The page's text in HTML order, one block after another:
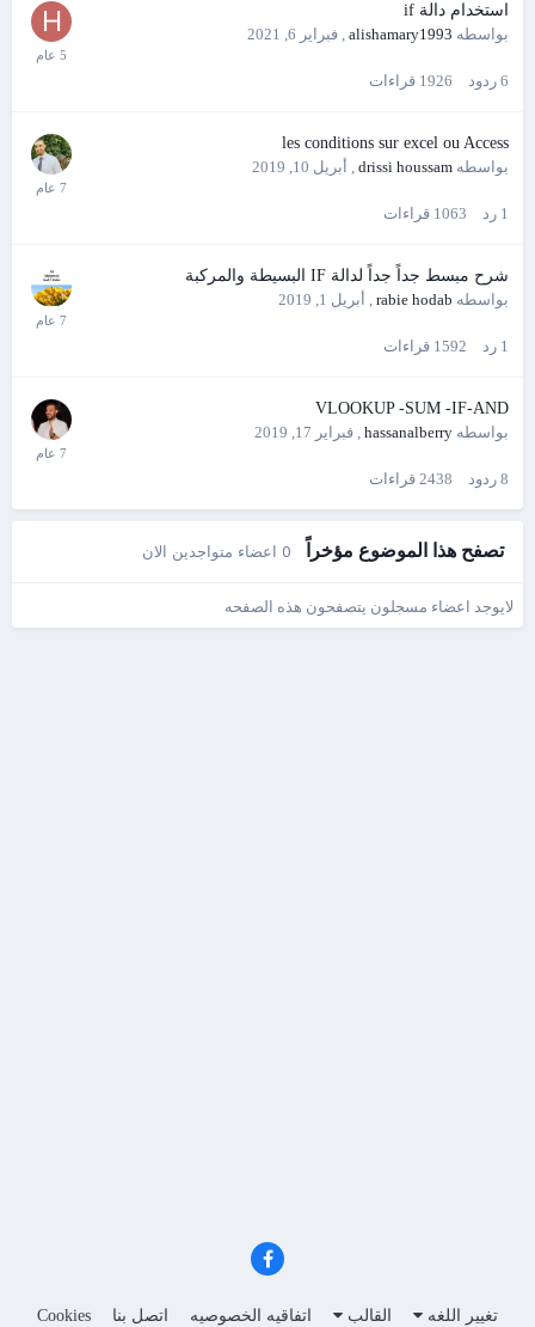
استخدام دالة if
بواسطه alishamary1993
, فبراير 6, 2021
6 ردود 1926 قراءات
les conditions sur excel ou Access
بواسطه drissi houssam
, أبريل 10, 2019
1 رد 1063 قراءات
شرح مبسط جداً جداً لدالة IF البسيطة والمركبة
بواسطه rabie hodab
, أبريل 1, 2019
1 رد 1592 قراءات
VLOOKUP -SUM -IF-AND
بواسطه hassanalberry
, فبراير 17, 2019
8 ردود 2438 قراءات
تصفح هذا الموضوع مؤخراً 0 اعضاء متواجدين الان
لايوجد اعضاء مسجلون يتصفحون هذه الصفحه
تغيير اللغه القالب اتفاقيه الخصوصيه اتصل بنا Cookies